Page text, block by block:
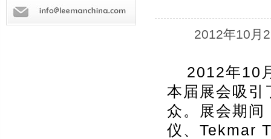
2012年10月
2012年10
本届展会吸
众。展会期
仪、Tekmar